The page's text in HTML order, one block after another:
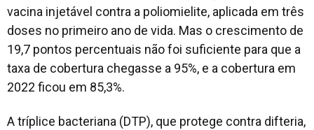
vacina injetável contra a poliomielite, aplicada em três
doses no primeiro ano de vida. Mas o crescimento de
19,7 pontos percentuais não foi suficiente para que a
taxa de cobertura chegasse a 95%, e a cobertura em
2022 ficou em 85,3%.
A tríplice bacteriana (DTP), que protege contra difteria,